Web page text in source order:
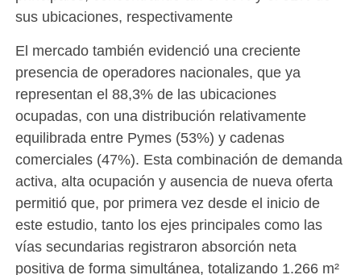
sus ubicaciones, respectivamente
El mercado también evidenció una creciente
presencia de operadores nacionales, que ya
representan el 88,3% de las ubicaciones
ocupadas, con una distribución relativamente
equilibrada entre Pymes (53%) y cadenas
comerciales (47%). Esta combinación de demanda
activa, alta ocupación y ausencia de nueva oferta
permitió que, por primera vez desde el inicio de
este estudio, tanto los ejes principales como las
vías secundarias registraron absorción neta
positiva de forma simultánea, totalizando 1.266 m²